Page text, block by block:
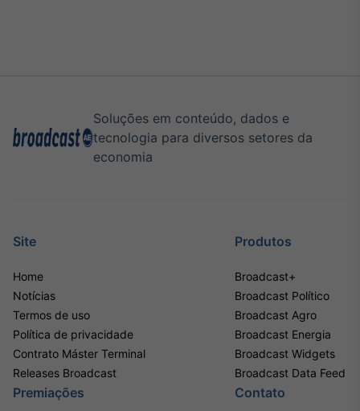
Soluções em conteúdo, dados e
tecnologia para diversos setores da
economia
Site
Home
Notícias
Termos de uso
Política de privacidade
Contrato Máster Terminal
Releases Broadcast
Produtos
Broadcast+
Broadcast Político
Broadcast Agro
Broadcast Energia
Broadcast Widgets
Broadcast Data Feed
Premiações Contato